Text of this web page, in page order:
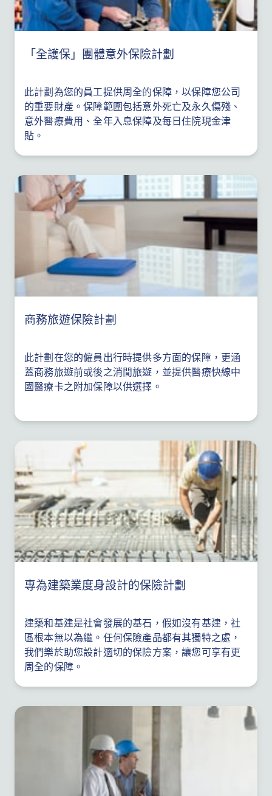
「全護保」團體意外保險計劃
此計劃為您的員工提供周全的保障，以保障您公司
的重要財產。保障範圍包括意外死亡及永久傷殘、
意外醫療費用、全年入息保障及每日住院現金津
貼。
商務旅遊保險計劃
此計劃在您的僱員出行時提供多方面的保障，更涵
蓋商務旅遊前或後之消閒旅遊，並提供醫療快線中
國醫療卡之附加保障以供選擇。
專為建築業度身設計的保險計劃
建築和基建是社會發展的基石，假如沒有基建，社
區根本無以為繼。任何保險產品都有其獨特之處，
我們樂於助您設計適切的保險方案，讓您可享有更
周全的保障。